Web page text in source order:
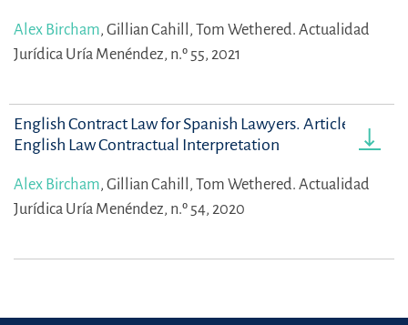
Alex Bircham, Gillian Cahill, Tom Wethered. Actualidad
Jurídica Uría Menéndez, n.º 55, 2021
English Contract Law for Spanish Lawyers. Article One -
English Law Contractual Interpretation
Alex Bircham, Gillian Cahill, Tom Wethered. Actualidad
Jurídica Uría Menéndez, n.º 54, 2020